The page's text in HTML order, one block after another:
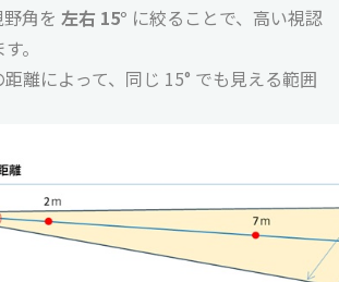
角を 左右 15° に絞ることで、高い視認
。
離によって、同じ 15° でも見える範囲